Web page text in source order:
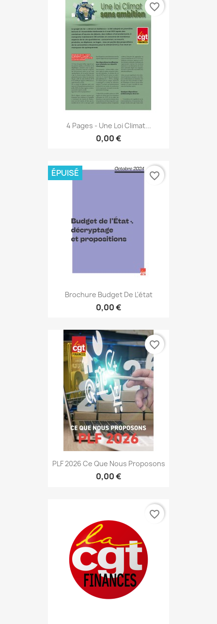
4 Pages - Une Loi Climat...
0,00 €
favorite_border
Brochure Budget De L'état
0,00 €
ÉPUISÉ favorite_border
PLF 2026 Ce Que Nous Proposons
0,00 €
favorite_border
favorite_border